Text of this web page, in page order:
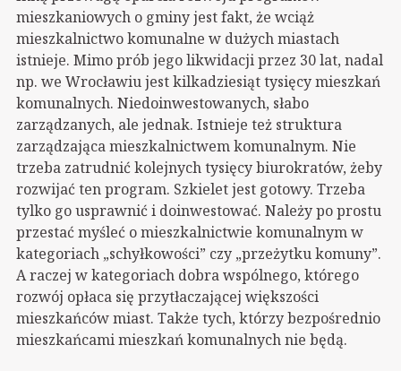
mieszkaniowych o gminy jest fakt, że wciąż
mieszkalnictwo komunalne w dużych miastach
istnieje. Mimo prób jego likwidacji przez 30 lat, nadal
np. we Wrocławiu jest kilkadziesiąt tysięcy mieszkań
komunalnych. Niedoinwestowanych, słabo
zarządzanych, ale jednak. Istnieje też struktura
zarządzająca mieszkalnictwem komunalnym. Nie
trzeba zatrudnić kolejnych tysięcy biurokratów, żeby
rozwijać ten program. Szkielet jest gotowy. Trzeba
tylko go usprawnić i doinwestować. Należy po prostu
przestać myśleć o mieszkalnictwie komunalnym w
kategoriach „schyłkowości” czy „przeżytku komuny”.
A raczej w kategoriach dobra wspólnego, którego
rozwój opłaca się przytłaczającej większości
mieszkańców miast. Także tych, którzy bezpośrednio
mieszkańcami mieszkań komunalnych nie będą.